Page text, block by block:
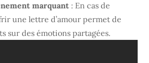
marquant : En cas de
une lettre d’amour permet de
sur des émotions partagées.